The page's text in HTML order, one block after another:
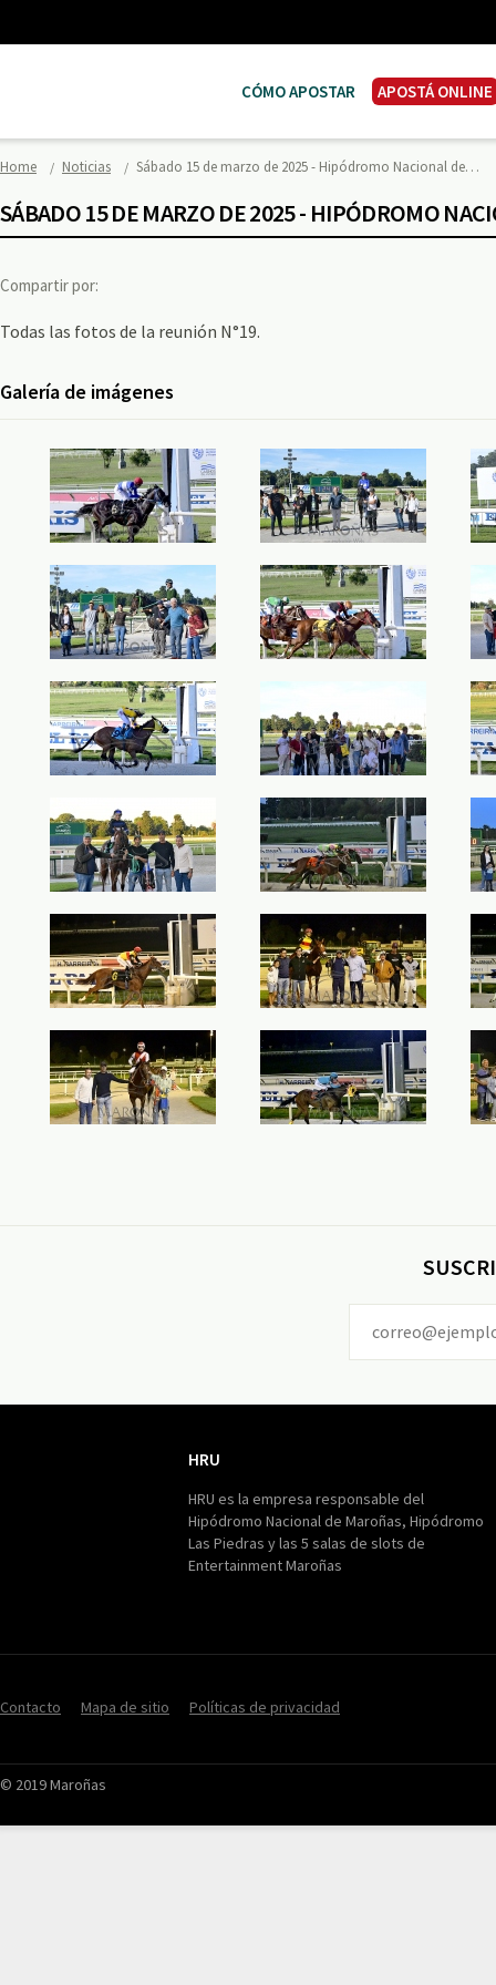
CÓMO APOSTAR APOSTÁ ONLINE
Home Noticias Sábado 15 de marzo de 2025 - Hipódromo Nacional de…
SÁBADO 15 DE MARZO DE 2025 - HIPÓDROMO
Compartir por:
Todas las fotos de la reunión N°19.
Galería de imágenes
HRU
HRU es la empresa responsable del
Hipódromo Nacional de Maroñas, Hipódromo
Las Piedras y las 5 salas de slots de
Entertainment Maroñas
Contacto Mapa de sitio Políticas de privacidad
© 2019 Maroñas